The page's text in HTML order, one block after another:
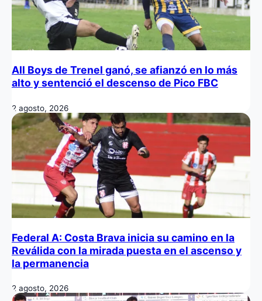
All Boys de Trenel ganó, se afianzó en lo más
alto y sentenció el descenso de Pico FBC
2 agosto, 2026
Federal A: Costa Brava inicia su camino en la
Reválida con la mirada puesta en el ascenso y
la permanencia
2 agosto, 2026